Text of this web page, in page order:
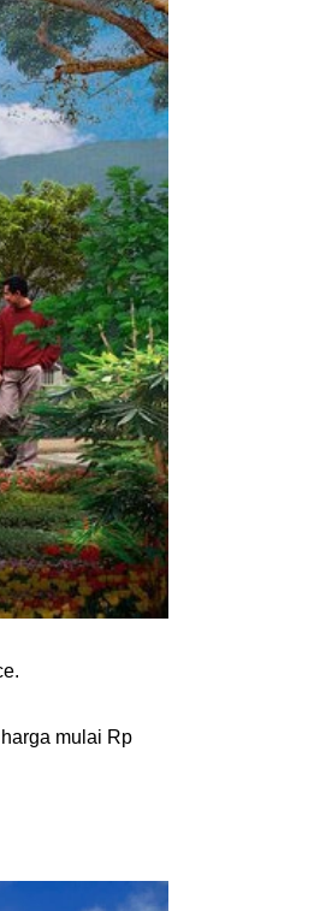
mulai Rp